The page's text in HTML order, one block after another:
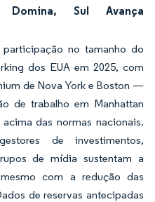
Sul Avança
no tamanho do
dos EUA em 2025, com
de Nova York e Boston —
de trabalho em Manhattan
das normas nacionais.
de investimentos,
de mídia sustentam a
com a redução das
de reservas antecipadas